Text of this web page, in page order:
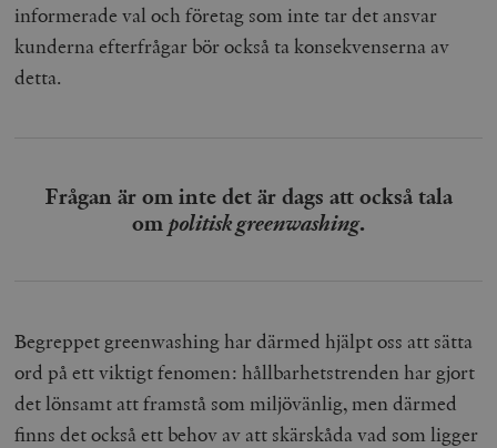
informerade val och företag som inte tar det ansvar
kunderna efterfrågar bör också ta konsekvenserna av
detta.
Frågan är om inte det är dags att också tala
ompolitisk greenwashing.
Begreppet greenwashing har därmed hjälpt oss att sätta
ord på ett viktigt fenomen: hållbarhetstrenden har gjort
det lönsamt att framstå som miljövänlig, men därmed
finns det också ett behov av att skärskåda vad som ligger